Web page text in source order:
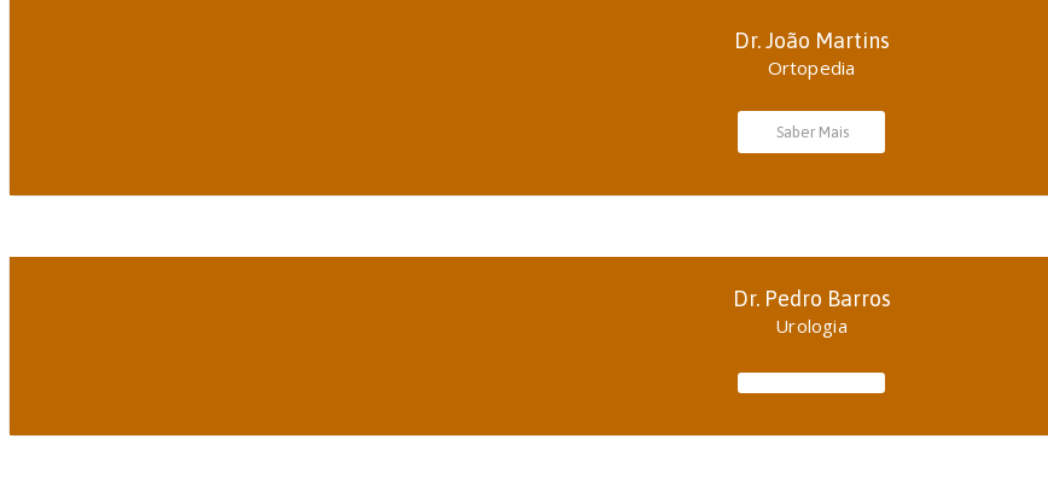
Dr. João Martins
Ortopedia
Saber Mais
Dr. Pedro Barros
Urologia